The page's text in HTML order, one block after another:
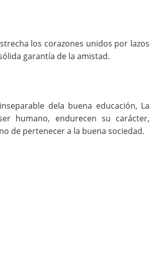
los corazones unidos por lazos
garantía de la amistad.
dela buena educación, La
humano, endurecen su carácter,
de pertenecer a la buena sociedad.